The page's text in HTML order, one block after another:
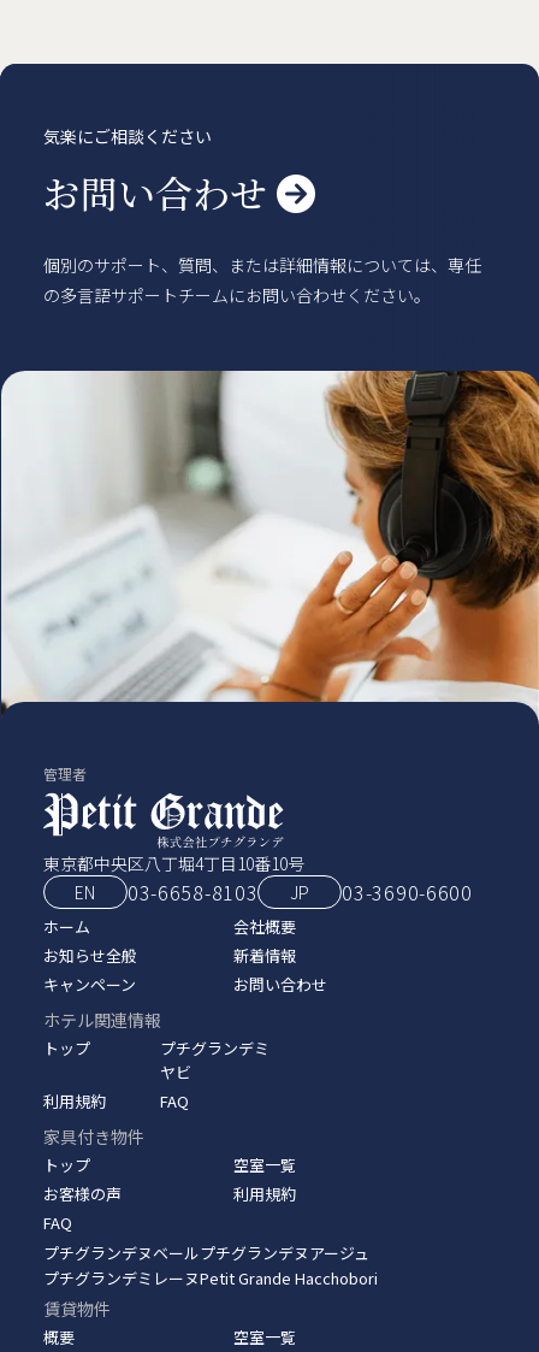
気楽にご相談ください
お問い合わせ 
個別のサポート、質問、または詳細情報については、専任
の多言語サポートチームにお問い合わせください。
管理者
東京都中央区八丁堀4丁目10番10号
EN
03-6658-8103 JP 03‑3690‑6600
ホーム
会社概要
お知らせ全般
新着情報
キャンペーン
お問い合わせ
ホテル関連情報
トップ
プチグランデミ
ヤビ
利用規約
FAQ
家具付き物件
トップ
空室一覧
お客様の声
利用規約
FAQ
プチグランデヌベールプチグランデヌアージュ
プチグランデミレーヌPetit Grande Hacchobori
賃貸物件
概要 空室一覧